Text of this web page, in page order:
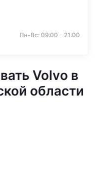
Пн-Вс: 09:00 - 21:00
Volvo в
области